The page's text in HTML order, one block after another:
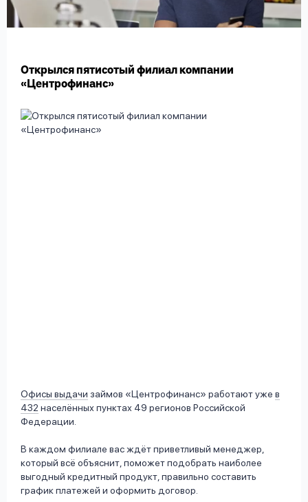
Открылся пятисотый филиал компании
«Центрофинанс»
Офисы выдачи займов «Центрофинанс» работают уже в
432 населённых пунктах 49 регионов Российской
Федерации.
В каждом филиале вас ждёт приветливый менеджер,
который всё объяснит, поможет подобрать наиболее
выгодный кредитный продукт, правильно составить
график платежей и оформить договор.
Оформить заявку
вопрос
Ответы
данных